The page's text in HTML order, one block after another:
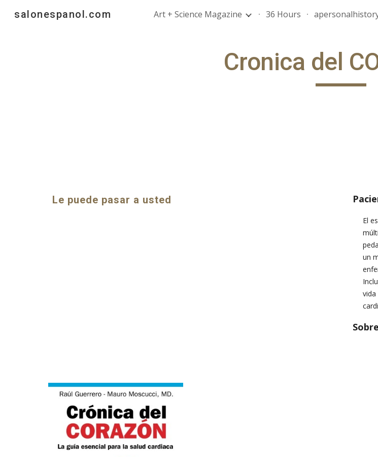
Skip to main content
salonespanol.com Art + Science Magazine 36 Hours
Cronica del
Le puede pasar a usted
El
un